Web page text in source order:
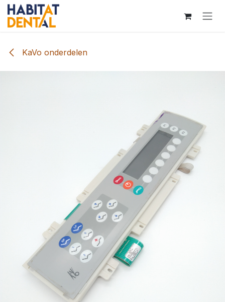
Overslaan naar inhoud
KaVo onderdelen